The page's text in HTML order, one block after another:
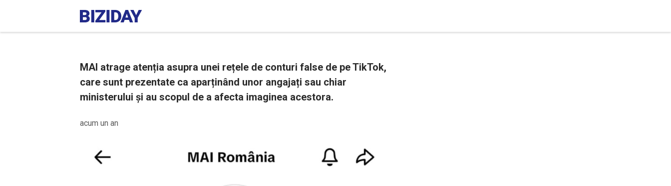
MAI atrage atenția asupra unei rețele de conturi false de pe TikTok,
care sunt prezentate ca aparținând unor angajați sau chiar
ministerului și au scopul de a afecta imaginea acestora.
acum un an